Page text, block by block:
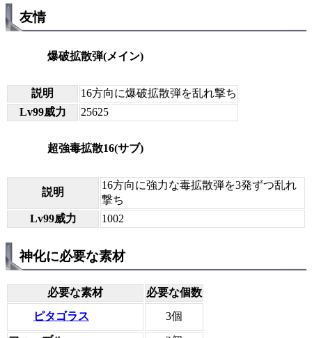
友情
爆破拡散弾(メイン)
説明
16方向に爆破拡散弾を乱れ撃ち
Lv99威力
25625
超強毒拡散16(サブ)
説明
16方向に強力な毒拡散弾を3発ずつ乱れ
撃ち
Lv99威力
1002
神化に必要な素材
必要な素材
必要な個数
ピタゴラス
3個